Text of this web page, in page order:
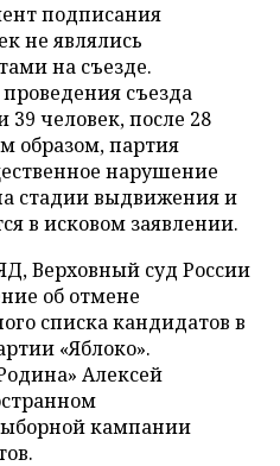
подписания
не являлись
на съезде.
съезда
человек, после 28
образом, партия
нарушение
стадии выдвижения и
в исковом заявлении.
Верховный суд России
об отмене
списка кандидатов в
«Яблоко».
Алексей
кампании